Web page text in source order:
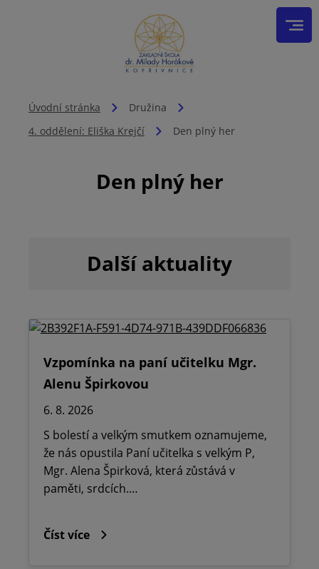
Úvodní stránka
Družina
4. oddělení: Eliška Krejčí
Den plný her
Den plný her
Další aktuality
Vzpomínka na paní učitelku Mgr.
Alenu Špirkovou
6. 8. 2026
S bolestí a velkým smutkem oznamujeme,
že nás opustila Paní učitelka s velkým P,
Mgr. Alena Špirková, která zůstává v
paměti, srdcích.…
Číst více